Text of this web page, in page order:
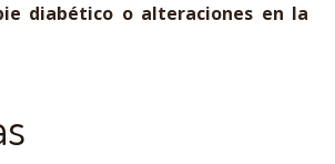
diabético o alteraciones en la